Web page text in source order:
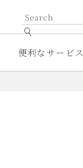
便利なサービス